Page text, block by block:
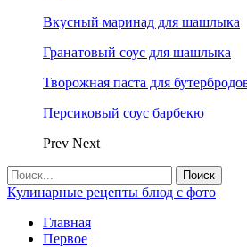
Вкусный маринад для шашлыка
Гранатовый соус для шашлыка
Творожная паста для
Персиковый соус барбекю
Prev Next
Кулинарные рецепты блюд с фото
Главная
Первое